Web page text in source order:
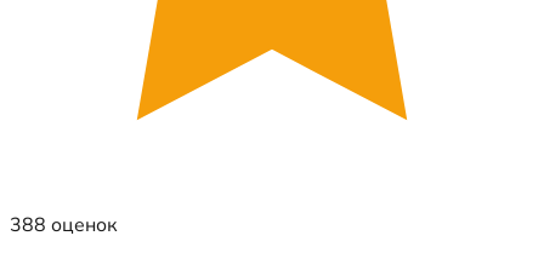
388 оценок